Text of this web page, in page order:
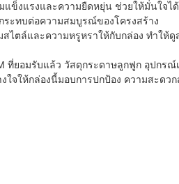
ข็งแรงและความยืดหยุ่น ช่วยให้มั่นใจไ
ระทบต่อความสมบูรณ์ของโครงสร้าง
ตล์และความหรูหราให้กับกล่อง ทำให้ดู
ที่ยอมรับแล้ว วัสดุกระดาษลูกฟูก อุปกร
ให้กล่องนี้มอบการปกป้อง ความสะดว